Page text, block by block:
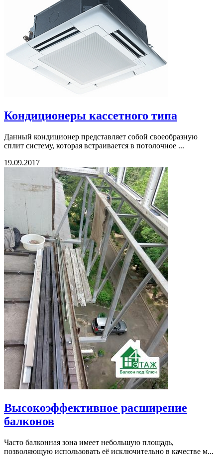
Кондиционеры кассетного типа
Данный кондиционер представляет собой своеобразную
сплит систему, которая встраивается в потолочное ...
19.09.2017
Высокоэффективное расширение
балконов
Часто балконная зона имеет небольшую площадь,
позволяющую использовать её исключительно в качестве м...